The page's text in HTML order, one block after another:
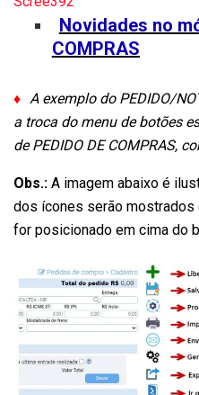
Novidades no
COMPRAS
♦ A exemplo do PEDIDO/
a troca do menu de botões
de PEDIDO DE COMPRAS,
Obs.: A imagem abaixo é
dos ícones serão mostrados
for posicionado em cima do